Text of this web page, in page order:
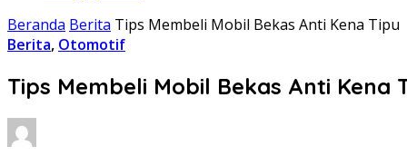
Beranda Berita Tips Membeli Mobil Bekas Anti Kena Tipu
Berita, Otomotif
Tips Membeli Mobil Bekas Anti Kena